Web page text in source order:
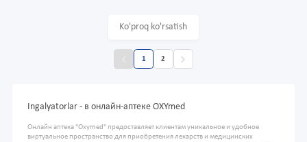
Ko'proq ko'rsatish
1 2
Ingalyatorlar - в онлайн-аптеке OXYmed
Онлайн аптека "Oxymed" предоставляет клиентам уникальное и удобное
виртуальное пространство для приобретения лекарств и медицинских